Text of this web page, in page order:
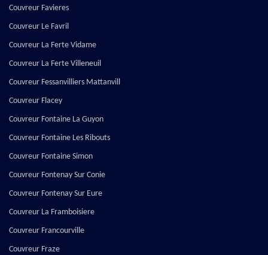
Couvreur Favieres
Couvreur Le Favril
Couvreur La Ferte Vidame
Couvreur La Ferte Villeneuil
Couvreur Fessanvilliers Mattanvill
Couvreur Flacey
Couvreur Fontaine La Guyon
Couvreur Fontaine Les Ribouts
Couvreur Fontaine Simon
Couvreur Fontenay Sur Conie
Couvreur Fontenay Sur Eure
Couvreur La Framboisiere
Couvreur Francourville
Couvreur Fraze